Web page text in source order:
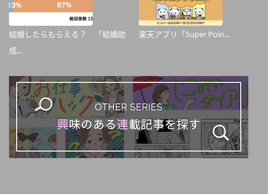
結婚したらもらえる？ 「結婚助
成...
楽天アプリ「Super Poin...